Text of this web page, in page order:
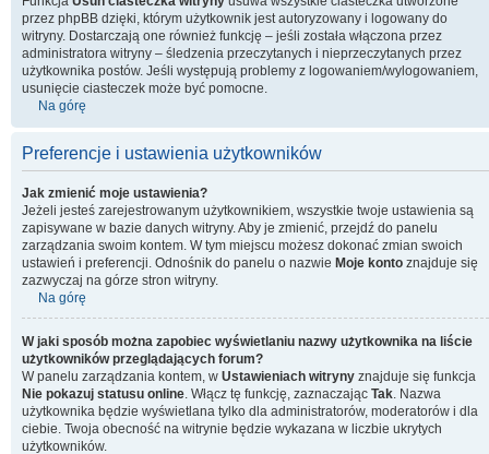
przez phpBB dzięki, którym użytkownik jest autoryzowany i logowany do
witryny. Dostarczają one również funkcję – jeśli została włączona przez
administratora witryny – śledzenia przeczytanych i nieprzeczytanych przez
użytkownika postów. Jeśli występują problemy z logowaniem/wylogowaniem,
usunięcie ciasteczek może być pomocne.
Na górę
Preferencje i ustawienia użytkowników
Jak zmienić moje ustawienia?
Jeżeli jesteś zarejestrowanym użytkownikiem, wszystkie twoje ustawienia są
zapisywane w bazie danych witryny. Aby je zmienić, przejdź do panelu
zarządzania swoim kontem. W tym miejscu możesz dokonać zmian swoich
ustawień i preferencji. Odnośnik do panelu o nazwie Moje konto znajduje się
zazwyczaj na górze stron witryny.
Na górę
W jaki sposób można zapobiec wyświetlaniu nazwy użytkownika na liście
użytkowników przeglądających forum?
W panelu zarządzania kontem, w Ustawieniach witryny znajduje się funkcja
Nie pokazuj statusu online. Włącz tę funkcję, zaznaczając Tak. Nazwa
użytkownika będzie wyświetlana tylko dla administratorów, moderatorów i dla
ciebie. Twoja obecność na witrynie będzie wykazana w liczbie ukrytych
użytkowników.